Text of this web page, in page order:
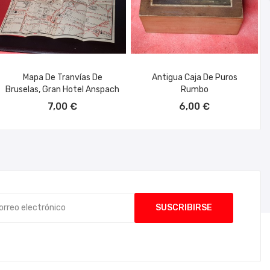
Mapa De Tranvías De
Bruselas, Gran Hotel Anspach
7,00 €
Antigua Caja De Puros
Rumbo
6,00 €